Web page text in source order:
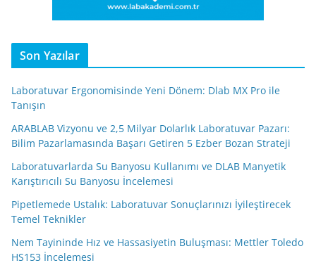
Son Yazılar
Laboratuvar Ergonomisinde Yeni Dönem: Dlab MX Pro ile
Tanışın
ARABLAB Vizyonu ve 2,5 Milyar Dolarlık Laboratuvar Pazarı:
Bilim Pazarlamasında Başarı Getiren 5 Ezber Bozan Strateji
Laboratuvarlarda Su Banyosu Kullanımı ve DLAB Manyetik
Karıştırıcılı Su Banyosu İncelemesi
Pipetlemede Ustalık: Laboratuvar Sonuçlarınızı İyileştirecek
Temel Teknikler
Nem Tayininde Hız ve Hassasiyetin Buluşması: Mettler Toledo
HS153 İncelemesi